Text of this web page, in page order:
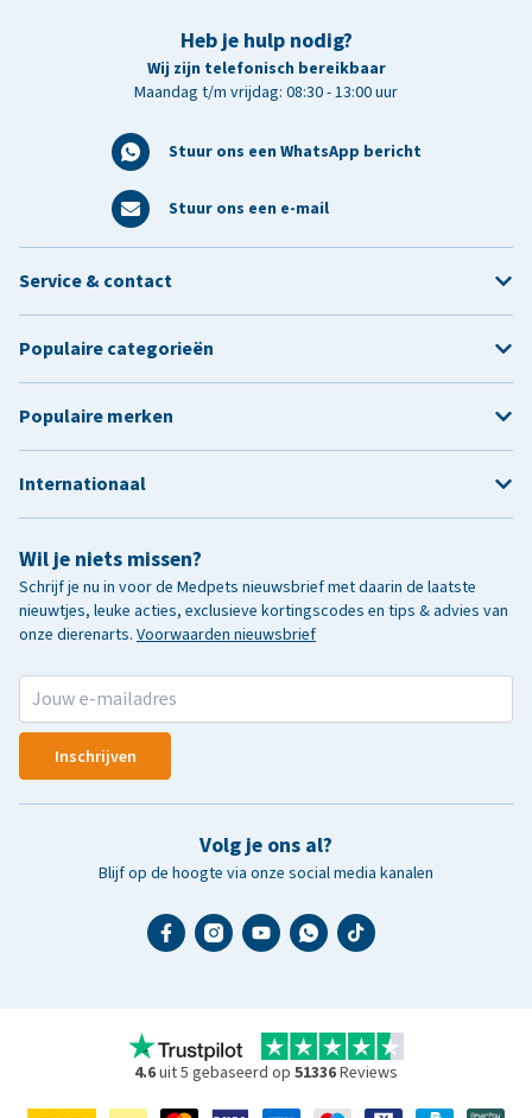
Heb je hulp nodig?
Wij zijn telefonisch bereikbaar
Maandag t/m vrijdag: 08:30 - 13:00 uur
Stuur ons een WhatsApp bericht
Stuur ons een e-mail
Wil je niets missen?
Schrijf je nu in voor de Medpets nieuwsbrief met daarin de laatste
nieuwtjes, leuke acties, exclusieve kortingscodes en tips & advies van
onze dierenarts. Voorwaarden nieuwsbrief
Inschrijven
Volg je ons al?
Blijf op de hoogte via onze social media kanalen
Service & contact
Populaire categorieën
Populaire merken
Internationaal
4.6uit 5 gebaseerd op 51336Reviews